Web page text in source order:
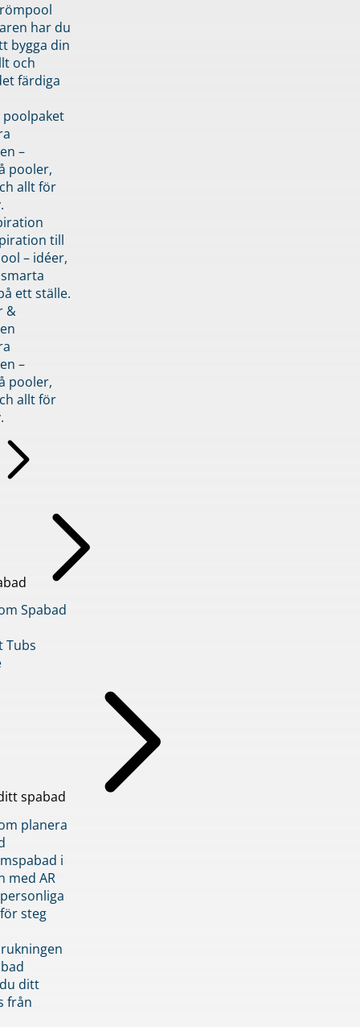
har du
bygga din
och
färdiga
–
pooler,
allt för
till
– idéer,
ett ställe.
&
–
pooler,
allt för
Spabad
Tubs
spabad
planera
i
med AR
steg
ditt
från